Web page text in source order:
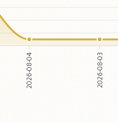
2026-08-04 2026-08-03